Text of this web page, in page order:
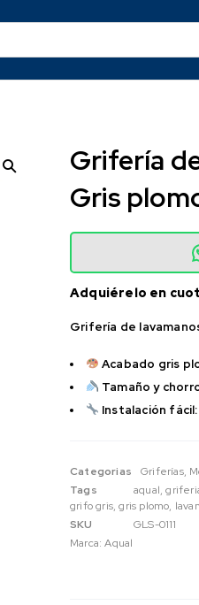
Grifería
Gris
Grifería de
Acabado gris
Tamaño y
Instalación fácil:
Adquiérelo en
Categorias Griferías,
Tags
aqual,
grifo gris,gris plomo,
SKU
GLS-0111
Marca:Aqual